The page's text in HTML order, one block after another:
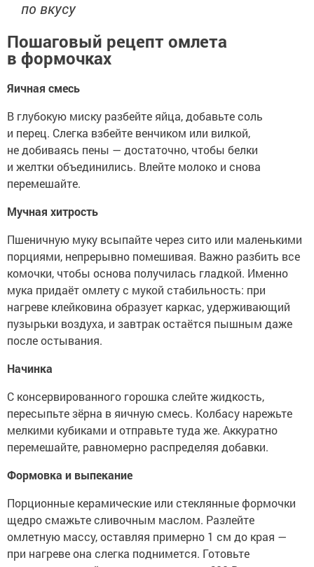
по вкусу
Пошаговый рецепт омлета
в формочках
Яичная смесь
В глубокую миску разбейте яйца, добавьте соль
и перец. Слегка взбейте венчиком или вилкой,
не добиваясь пены — достаточно, чтобы белки
и желтки объединились. Влейте молоко и снова
перемешайте.
Мучная хитрость
Пшеничную муку всыпайте через сито или маленькими
порциями, непрерывно помешивая. Важно разбить все
комочки, чтобы основа получилась гладкой. Именно
мука придаёт омлету с мукой стабильность: при
нагреве клейковина образует каркас, удерживающий
пузырьки воздуха, и завтрак остаётся пышным даже
после остывания.
Начинка
С консервированного горошка слейте жидкость,
пересыпьте зёрна в яичную смесь. Колбасу нарежьте
мелкими кубиками и отправьте туда же. Аккуратно
перемешайте, равномерно распределяя добавки.
Формовка и выпекание
Порционные керамические или стеклянные формочки
щедро смажьте сливочным маслом. Разлейте
омлетную массу, оставляя примерно 1 см до края —
при нагреве она слегка поднимется. Готовьте